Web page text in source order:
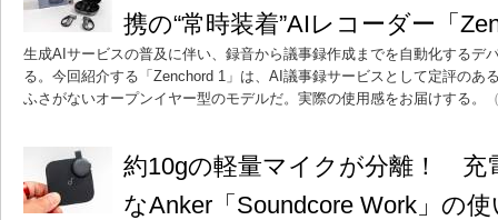
携の“常時装着”AIレコーダー「
生成AIサービスの普及に伴い、録音から議事録作成までを自動化するデ
る。今回紹介する「Zenchord 1」は、AI議事録サービスとして定評のあ
ふさがないオープンイヤー型のモデルだ。実際の使用感をお届けする。
約10gの軽量マイクが分離！ 充
なAnker「Soundcore Work」の